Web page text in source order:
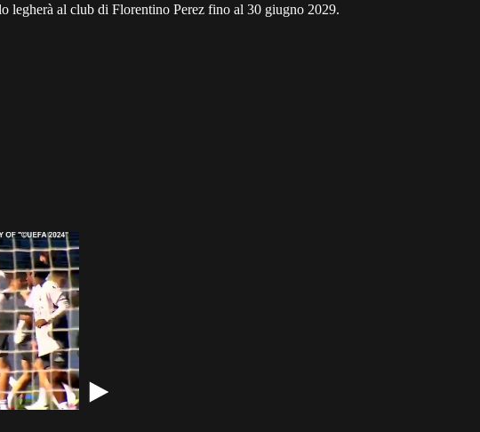
legherà al club di Florentino Perez fino al 30 giugno 2029.